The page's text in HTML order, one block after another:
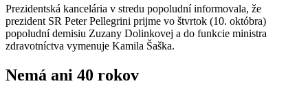
Prezidentská kancelária v stredu popoludní informovala, že
prezident SR Peter Pellegrini prijme vo štvrtok (10. októbra)
popoludní demisiu Zuzany Dolinkovej a do funkcie ministra
zdravotníctva vymenuje Kamila Šaška.
Nemá ani 40 rokov